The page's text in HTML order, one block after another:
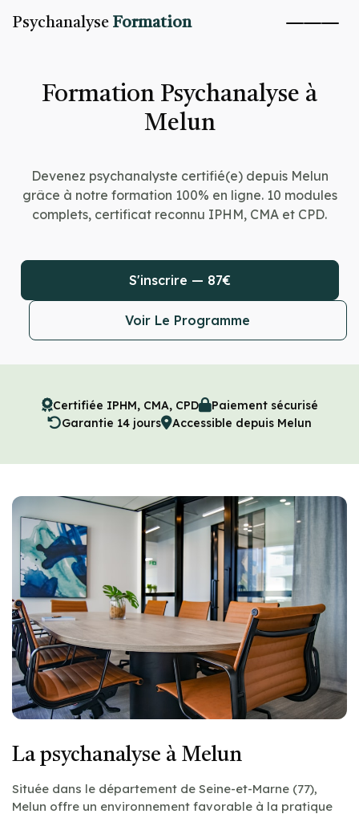
Psychanalyse Formation
Formation Psychanalyse à
Melun
Devenez psychanalyste certifié(e) depuis Melun
grâce à notre formation 100% en ligne. 10 modules
complets, certificat reconnu IPHM, CMA et CPD.
S'inscrire — 87€
Voir Le Programme
Certifiée IPHM, CMA, CPD
Paiement sécurisé
Garantie 14 jours
Accessible depuis Melun
La psychanalyse à Melun
Située dans le département de Seine-et-Marne (77),
Melun offre un environnement favorable à la pratique